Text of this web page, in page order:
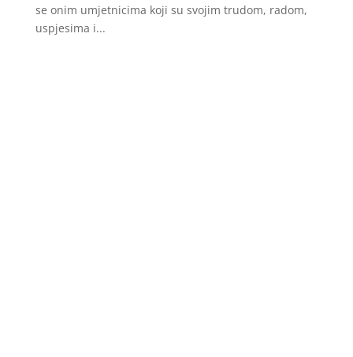
se onim umjetnicima koji su svojim trudom, radom,
uspjesima i...